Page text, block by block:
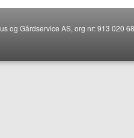
og Gårdservice AS, org nr: 913 020